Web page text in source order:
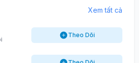
Xem tất cả
Theo Dõi